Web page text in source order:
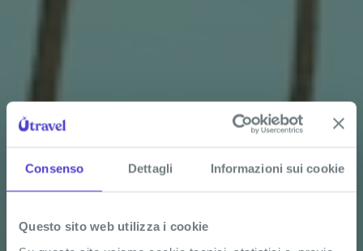
Consenso Dettagli Informazioni sui cookie
Questo sito web utilizza i cookie